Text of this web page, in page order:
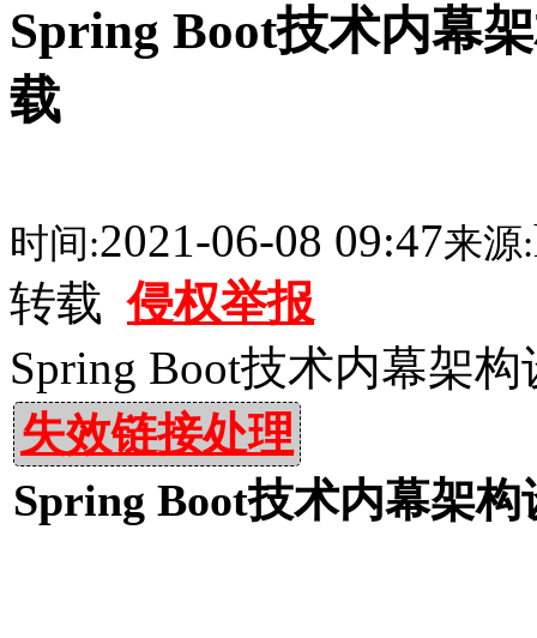
Spring Boot技术内幕
载
时间:2021-06-08 09:47来源:
转载侵权举报
Spring Boot技术内幕架
失效链接处理
Spring Boot技术内幕架